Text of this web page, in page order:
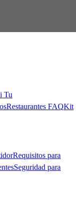
Tu
Restaurantes FAQKit
Requisitos para
Seguridad para